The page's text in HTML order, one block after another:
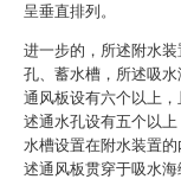
呈垂直排列。
进一步的，所述附水
孔、蓄水槽，所述吸
通风板设有六个以上
述通水孔设有五个以
水槽设置在附水装置
述通风板贯穿于吸水海